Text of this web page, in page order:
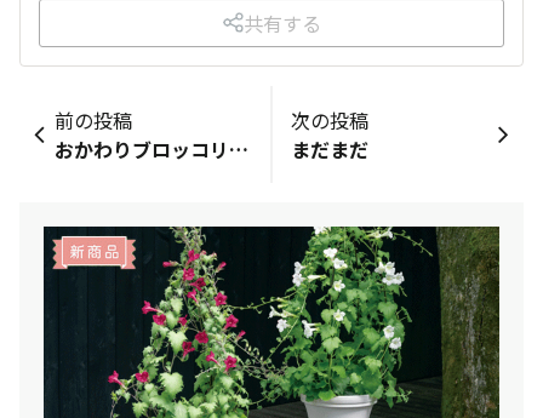
共有する
前の投稿
おかわりブロッコリーその後
次の投稿
まだまだ